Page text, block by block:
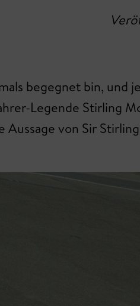
begegnet bin, und
Legende Stirling
Aussage von Sir